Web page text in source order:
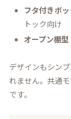
フタ付きボ
トック向け
オープン棚型
デザインもシン
れません。共通
です。